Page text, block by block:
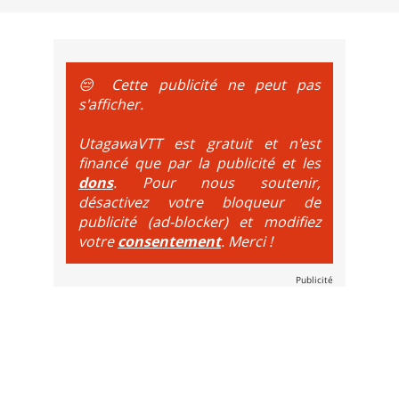
😔 Cette publicité ne peut pas
s'afficher.
UtagawaVTT est gratuit et n'est
financé que par la publicité et les
dons. Pour nous soutenir,
désactivez votre bloqueur de
publicité (ad-blocker) et modifiez
votreconsentement. Merci !